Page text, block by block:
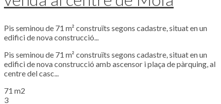
Pis seminou de 71 m² construïts segons cadastre, situat en un
edifici de nova construcció...
Pis seminou de 71 m² construïts segons cadastre, situat en un
edifici de nova construcció amb ascensor i plaça de pàrquing, al
centre del casc...
71 m2
3